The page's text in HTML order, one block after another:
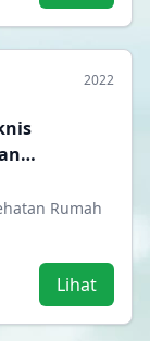
2022
Rumah
Lihat